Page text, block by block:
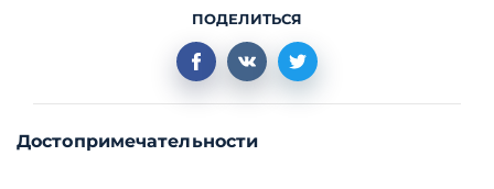
ПОДЕЛИТЬСЯ
Достопримечательности